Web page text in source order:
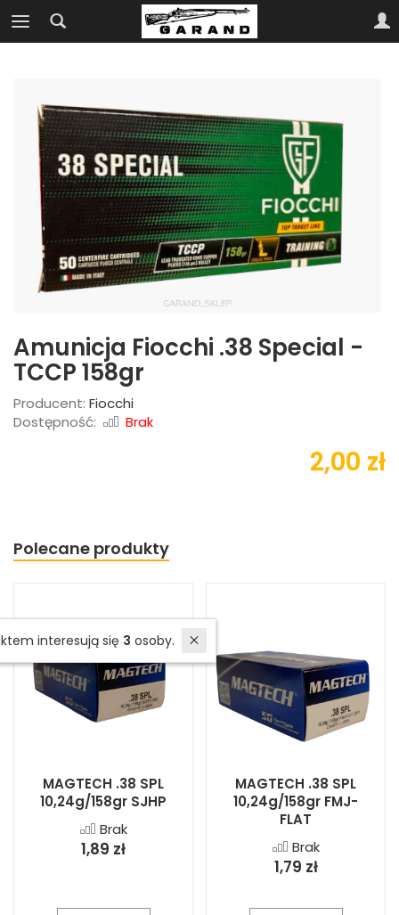
Amunicja Fiocchi .38 Special -
TCCP 158gr
Producent: Fiocchi
Dostępność:
Brak
2,00 zł
Polecane produkty
MAGTECH .38 SPL
10,24g/158gr SJHP
Brak
1,89 zł
MAGTECH .38 SPL
10,24g/158gr FMJ-
FLAT
Brak
1,79 zł
W ostatnich 7 dniach produktem interesują się